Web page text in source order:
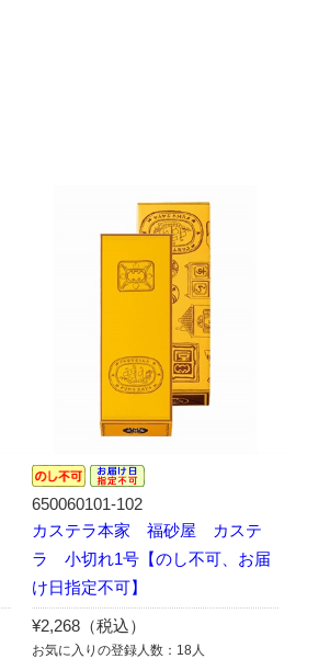
650060101-102
カステラ本家 福砂屋 カステ
ラ 小切れ1号【のし不可、お届
け日指定不可】
¥2,268（税込）
お気に入りの登録人数：18人